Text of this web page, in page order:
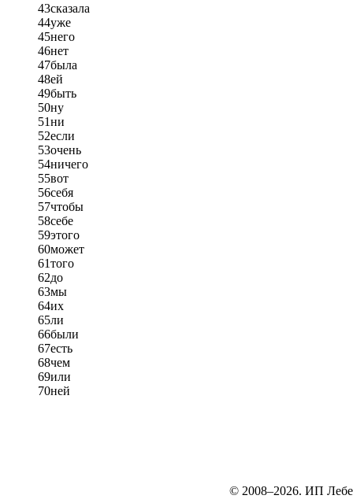
43сказала
44уже
45него
46нет
47была
48ей
49быть
50ну
51ни
52если
53очень
54ничего
55вот
56себя
57чтобы
58себе
59этого
60может
61того
62до
63мы
64их
65ли
66были
67есть
68чем
69или
70ней
© 2008–2026. ИП